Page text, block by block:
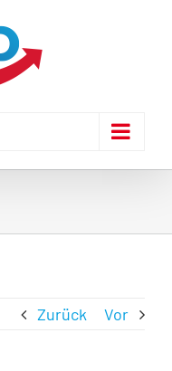
Zurück Vor